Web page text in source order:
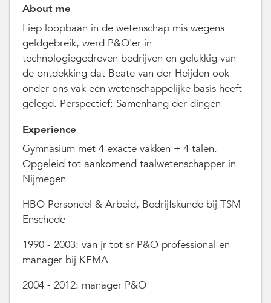
About me
Liep loopbaan in de wetenschap mis wegens
geldgebreik, werd P&O'er in
technologiegedreven bedrijven en gelukkig van
de ontdekking dat Beate van der Heijden ook
onder ons vak een wetenschappelijke basis heeft
gelegd. Perspectief: Samenhang der dingen
Experience
Gymnasium met 4 exacte vakken + 4 talen.
Opgeleid tot aankomend taalwetenschapper in
Nijmegen
HBO Personeel & Arbeid, Bedrijfskunde bij TSM
Enschede
1990 - 2003: van jr tot sr P&O professional en
manager bij KEMA
2004 - 2012: manager P&O